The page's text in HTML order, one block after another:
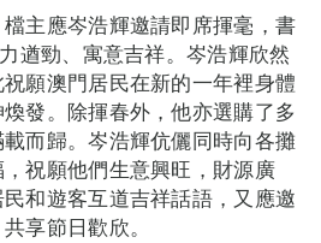
主應岑浩輝邀請即席揮毫，書
遒勁、寓意吉祥。岑浩輝欣然
願澳門居民在新的一年裡身體
發。除揮春外，他亦選購了多
而歸。岑浩輝伉儷同時向各攤
祝願他們生意興旺，財源廣
和遊客互道吉祥話語，又應邀
享節日歡欣。